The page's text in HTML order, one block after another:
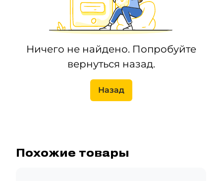
Ничего не найдено. Попробуйте
вернуться назад.
Назад
Похожие товары